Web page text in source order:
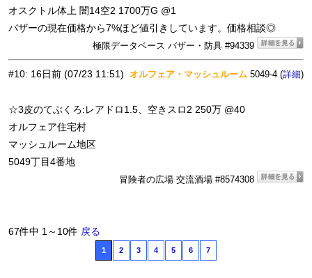
オスクトル体上 闇14空2 1700万G @1
バザーの現在価格から7%ほど値引きしています。価格相談◎
極限データベース バザー・防具 #94339
#10: 16日前 (07/23 11:51) オルフェア・マッシュルーム 5049-4 (詳細)
☆3皮のてぶくろ:レアドロ1.5、空きスロ2 250万 @40
オルフェア住宅村
マッシュルーム地区
5049丁目4番地
冒険者の広場 交流酒場 #8574308
67件中 1～10件 戻る
1 2 3 4 5 6 7